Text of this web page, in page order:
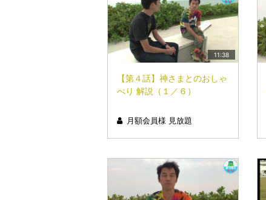
11:38
【第４話】神さまとのおしゃ
べり 解説（１／６）
月額会員様 見放題